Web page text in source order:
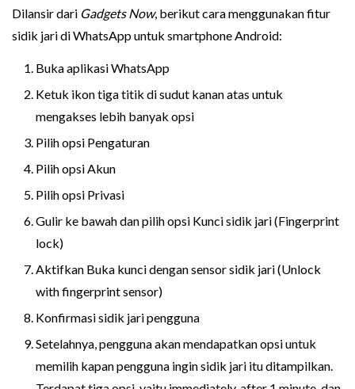
Dilansir dari Gadgets Now, berikut cara menggunakan fitur
sidik jari di WhatsApp untuk smartphone Android:
Buka aplikasi WhatsApp
Ketuk ikon tiga titik di sudut kanan atas untuk
mengakses lebih banyak opsi
Pilih opsi Pengaturan
Pilih opsi Akun
Pilih opsi Privasi
Gulir ke bawah dan pilih opsi Kunci sidik jari (Fingerprint
lock)
Aktifkan Buka kunci dengan sensor sidik jari (Unlock
with fingerprint sensor)
Konfirmasi sidik jari pengguna
Setelahnya, pengguna akan mendapatkan opsi untuk
memilih kapan pengguna ingin sidik jari itu ditampilkan.